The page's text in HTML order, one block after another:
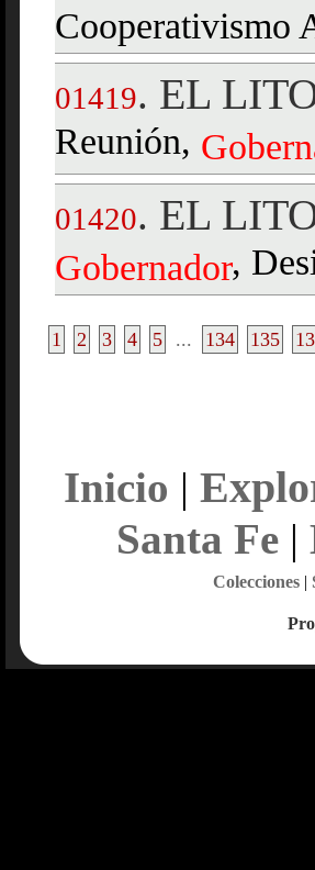
Cooperativismo
01419. EL
Reunión,
01420. EL
Gobernador,
1 2 3 4 5 ... 134 135
Inicio |
Santa Fe|
Colecciones|